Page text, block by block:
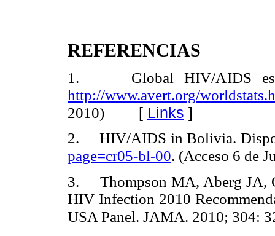
REFERENCIAS
1. Global HIV/AIDS
http://www.avert.org/
2010) [ Links ]
2. HIV/AIDS in Bolivia.
page=cr05-bl-00. (Acceso 6 de
3. Thompson MA, Aberg JA,
HIV Infection 2010
USA Panel. JAMA. 2010; 304: